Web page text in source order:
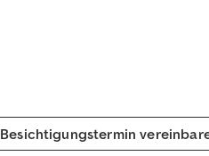
Besichtigungstermin